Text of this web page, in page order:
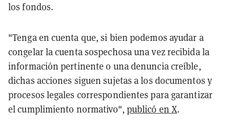
los fondos.
"Tenga en cuenta que, si bien podemos ayudar a
congelar la cuenta sospechosa una vez recibida la
información pertinente o una denuncia creíble,
dichas acciones siguen sujetas a los documentos y
procesos legales correspondientes para garantizar
el cumplimiento normativo", publicó en X.